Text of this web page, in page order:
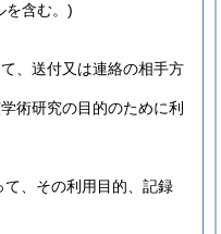
を含む。)
、送付又は連絡の相手方
術研究の目的のために利
、その利用目的、記録